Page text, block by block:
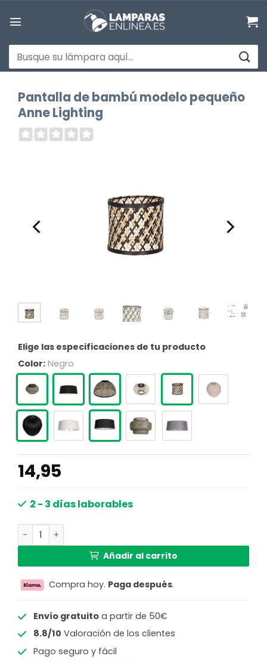
Buscar
por:
Pantalla de bambú modelo pequeño
Anne Lighting
Elige las especificaciones de tu producto
Color: Negro
14,95
2 - 3 días laborables
Pantalla de bambú modelo pequeño Anne Lighting
Añadir al carrito
Compra hoy. Paga después.
Envío gratuitoa partir de 50€
8.8/10 Valoración de los clientes
Pago seguro y fácil